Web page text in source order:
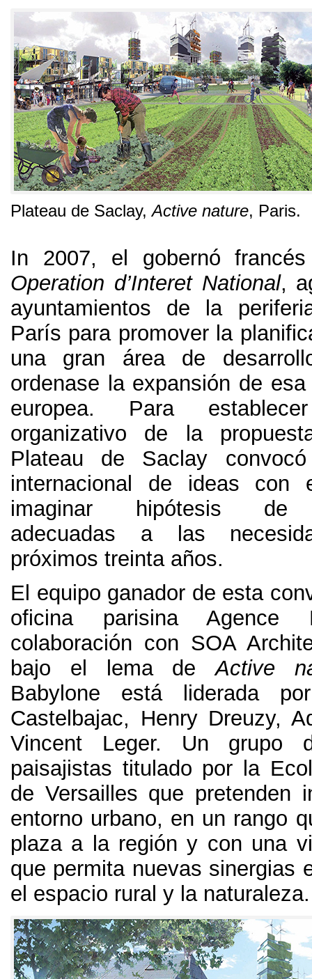
Plateau de Saclay,Active nature, Paris.
In 2007, el gobernó
Operation d’Interet National,
ayuntamientos de la
París para promover la
una gran área de
ordenase la expansión de
europea. Para
organizativo de la
Plateau de Saclay
internacional de ideas con
imaginar hipótesis de
adecuadas a las
próximos treinta años.
El equipo ganador de esta
oficina parisina Agence
colaboración con SOA
bajo el lema de
Active
Babylone está liderada
Castelbajac, Henry Dreuzy,
Vincent Leger. Un grupo
paisajistas titulado por la
de Versailles que pretenden
entorno urbano, en un rango
plaza a la región y con una
que permita nuevas sinergias
el espacio rural y la naturaleza.